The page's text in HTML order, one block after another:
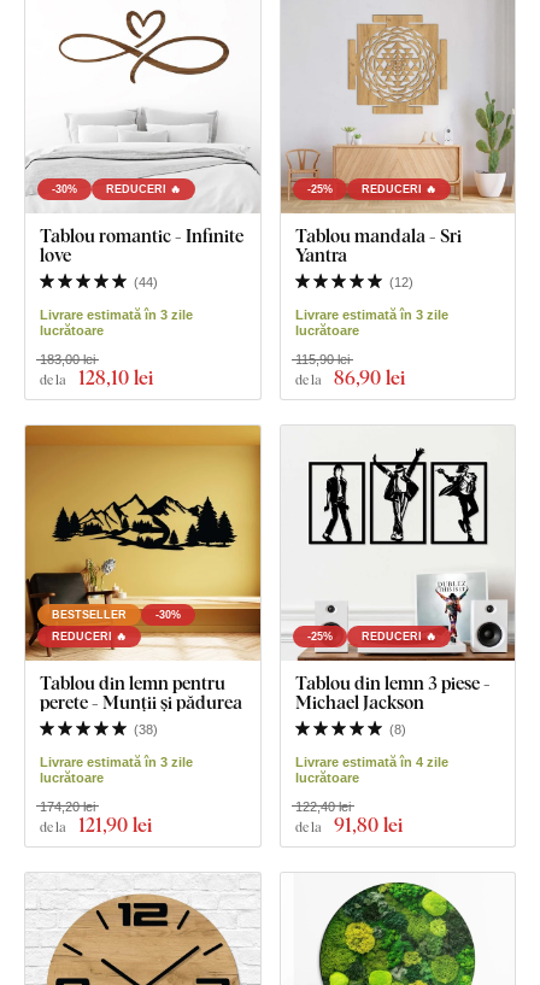
-30% REDUCERI 🔥
Tablou romantic - Infinite
love
(44)
Livrare estimată în 3 zile
lucrătoare
de la 128,10 lei
183,00 lei
-25% REDUCERI 🔥
Tablou mandala - Sri
Yantra
(12)
Livrare estimată în 3 zile
lucrătoare
de la 86,90 lei
115,90 lei
BESTSELLER
-30%
REDUCERI 🔥
Tablou din lemn pentru
perete - Munții și pădurea
(38)
Livrare estimată în 3 zile
lucrătoare
de la 121,90 lei
174,20 lei
-25% REDUCERI 🔥
Tablou din lemn 3 piese -
Michael Jackson
(8)
Livrare estimată în 4 zile
lucrătoare
de la 91,80 lei
122,40 lei